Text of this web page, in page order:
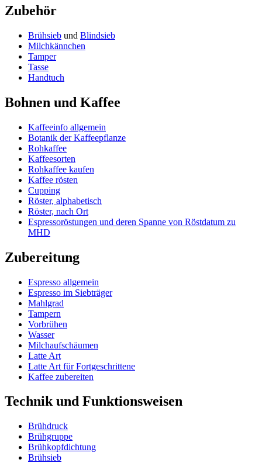
Zubehör
Brühsieb und Blindsieb
Milchkännchen
Tamper
Tasse
Handtuch
Bohnen und Kaffee
Kaffeeinfo allgemein
Botanik der Kaffeepflanze
Rohkaffee
Kaffeesorten
Rohkaffee kaufen
Kaffee rösten
Cupping
Röster, alphabetisch
Röster, nach Ort
Espressoröstungen und deren Spanne von Röstdatum zu
MHD
Zubereitung
Espresso allgemein
Espresso im Siebträger
Mahlgrad
Tampern
Vorbrühen
Wasser
Milchaufschäumen
Latte Art
Latte Art für Fortgeschrittene
Kaffee zubereiten
Technik und Funktionsweisen
Brühdruck
Brühgruppe
Brühkopfdichtung
Brühsieb